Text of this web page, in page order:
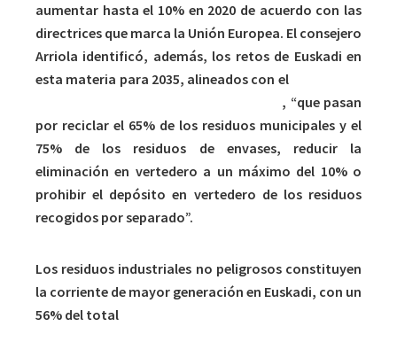
aumentar hasta el 10% en 2020 de acuerdo con las
directrices que marca la Unión Europea. El consejero
Arriola identificó, además, los retos de Euskadi en
esta materia para 2035, alineados con el
, “que pasan
por reciclar el 65% de los residuos municipales y el
75% de los residuos de envases, reducir la
eliminación en vertedero a un máximo del 10% o
prohibir el depósito en vertedero de los residuos
recogidos por separado”.
Los residuos industriales no peligrosos constituyen
la corriente de mayor generación en Euskadi, con un
56% del total